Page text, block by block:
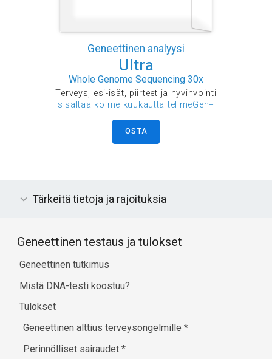
Geneettinen analyysi
Ultra
Whole Genome Sequencing 30x
Terveys, esi-isät, piirteet ja hyvinvointi
sisältää kolme kuukautta tellmeGen+
OSTA
Tärkeitä tietoja ja rajoituksia
Geneettinen testaus ja tulokset
Geneettinen tutkimus
Mistä DNA-testi koostuu?
Tulokset
Geneettinen alttius terveysongelmille*
Perinnölliset sairaudet*